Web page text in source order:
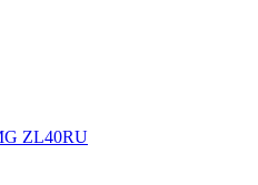
ZL40RU